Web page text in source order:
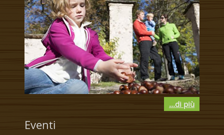
...di più
Eventi